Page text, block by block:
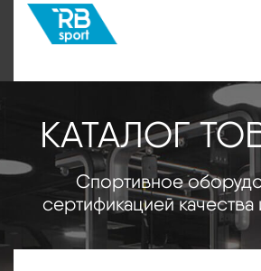
КАТАЛОГ
Спортивное
сертификацией качества